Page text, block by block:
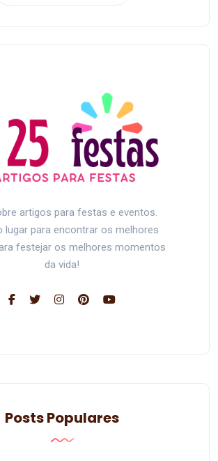
artigos para festas e eventos.
lugar para encontrar os melhores
festejar os melhores momentos
da vida!
Posts Populares